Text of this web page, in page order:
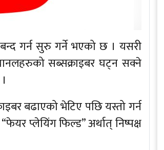
गर्न सुरु गर्ने भएको छ । यसरी
सब्सक्राइबर घट्न सक्ने
बढाएको भेटिए पछि यस्तो गर्न
प्लेयिंग फिल्ड” अर्थात् निष्पक्ष